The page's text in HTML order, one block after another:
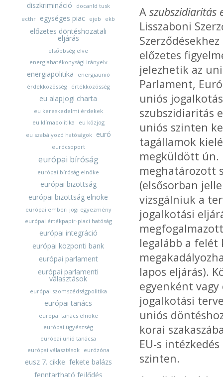
diszkrimináció
docanld tusk
ecthr egységes piac ejeb ekb
előzetes döntéshozatali
eljárás
elsőbbség elve
energiahatékonysági irányelv
energiapolitika
energiaunió
érdekközösség
értékközösség
eu alapjogi charta
eu kereskedelmi érdekek
eu klímapolitika
eu közjog
eu szabályozó hatóságok
euró
eurócsoport
európai bíróság
európai bíróság elnöke
európai bizottság
európai bizottság elnöke
európai emberi jogi egyezmény
európai értékpapír-piaci hatóság
európai integráció
európai központi bank
európai parlament
európai parlamenti
választások
európai szomszédságpolitika
európai tanács
európai tanács elnöke
európai ügyészség
európai unió tanácsa
európai választások
eurózóna
eusz 7. cikke fekete balázs
fenntartható fejlődés
A szubszidiaritás
Lisszaboni
előzetes
jelezhetik az
Parlament,
uniós
szubszidiaritás
uniós szinten
tagállamok
megküldött ún.
meghatározott
(elsősorban
vizsgálniuk a
jogalkotási
legalább a felét
lapos eljárás).
egyenként
jogalkotási
uniós
korai
EU‑s
szinten.